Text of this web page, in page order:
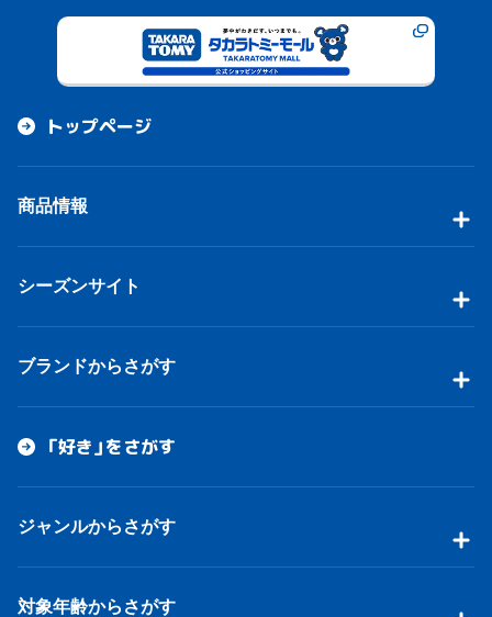
トップページ
商品情報
シーズンサイト
ブランドからさがす
「好き」をさがす
ジャンルからさがす
対象年齢からさがす